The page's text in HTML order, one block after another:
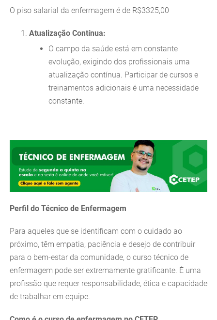
O piso salarial da enfermagem é de R$3325,00
Atualização Contínua:
O campo da saúde está em constante
evolução, exigindo dos profissionais uma
atualização contínua. Participar de cursos e
treinamentos adicionais é uma necessidade
constante.
Perfil do Técnico de Enfermagem
Para aqueles que se identificam com o cuidado ao
próximo, têm empatia, paciência e desejo de contribuir
para o bem-estar da comunidade, o curso técnico de
enfermagem pode ser extremamente gratificante. É uma
profissão que requer responsabilidade, ética e capacidade
de trabalhar em equipe.